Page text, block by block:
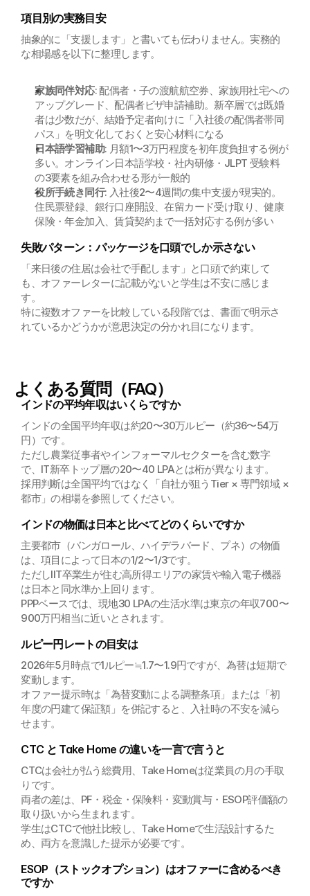
項目別の実務目安
抽象的に「支援します」と書いても伝わりません。実務的
な相場感を以下に整理します。
家族同伴対応: 配偶者・子の渡航航空券、家族用社宅への
アップグレード、配偶者ビザ申請補助。新卒層では既婚
者は少数だが、結婚予定者向けに「入社後の配偶者帯同
パス」を明文化しておくと安心材料になる
日本語学習補助: 月額1〜3万円程度を初年度負担する例が
多い。オンライン日本語学校・社内研修・JLPT 受験料
の3要素を組み合わせる形が一般的
役所手続き同行: 入社後2〜4週間の集中支援が現実的。
住民票登録、銀行口座開設、在留カード受け取り、健康
保険・年金加入、賃貸契約まで一括対応する例が多い
失敗パターン：パッケージを口頭でしか示さない
「来日後の住居は会社で手配します」と口頭で約束して
も、オファーレターに記載がないと学生は不安に感じま
す。
特に複数オファーを比較している段階では、書面で明示さ
れているかどうかが意思決定の分かれ目になります。
よくある質問（FAQ）
インドの平均年収はいくらですか
インドの全国平均年収は約20〜30万ルピー（約36〜54万
円）です。
ただし農業従事者やインフォーマルセクターを含む数字
で、IT新卒トップ層の20〜40 LPAとは桁が異なります。
採用判断は全国平均ではなく「自社が狙うTier × 専門領域 ×
都市」の相場を参照してください。
インドの物価は日本と比べてどのくらいですか
主要都市（バンガロール、ハイデラバード、プネ）の物価
は、項目によって日本の1/2〜1/3です。
ただしIIT卒業生が住む高所得エリアの家賃や輸入電子機器
は日本と同水準か上回ります。
PPPベースでは、現地30 LPAの生活水準は東京の年収700〜
900万円相当に近いとされます。
ルピー円レートの目安は
2026年5月時点で1ルピー≒1.7〜1.9円ですが、為替は短期で
変動します。
オファー提示時は「為替変動による調整条項」または「初
年度の円建て保証額」を併記すると、入社時の不安を減ら
せます。
CTC と Take Home の違いを一言で言うと
CTCは会社が払う総費用、Take Homeは従業員の月の手取
りです。
両者の差は、PF・税金・保険料・変動賞与・ESOP評価額の
取り扱いから生まれます。
学生はCTCで他社比較し、Take Homeで生活設計するた
め、両方を意識した提示が必要です。
ESOP（ストックオプション）はオファーに含めるべき
ですか